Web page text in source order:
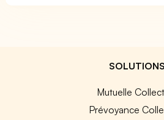
SOLUTIONS
Mutuelle
Prévoyance